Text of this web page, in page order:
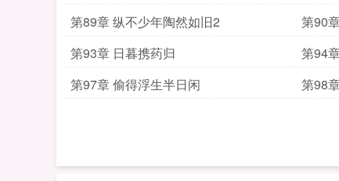
第89章 纵不少年陶然如旧2
第90
第93章 日暮携药归
第94
第97章 偷得浮生半日闲
第98